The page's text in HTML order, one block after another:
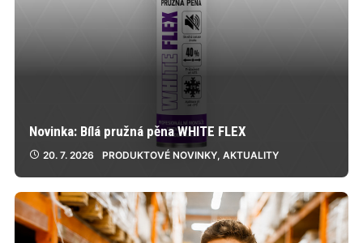
Novinka: Bílá pružná pěna WHITE FLEX
20. 7. 2026 PRODUKTOVÉ NOVINKY, AKTUALITY